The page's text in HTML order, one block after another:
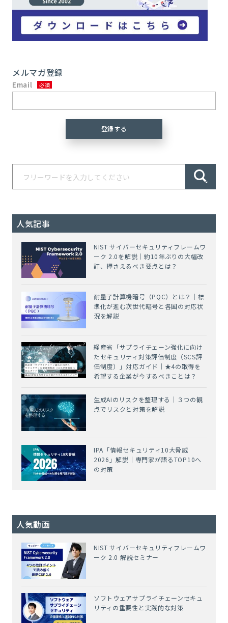
メルマガ登録
Email
人気記事
NIST サイバーセキュリティフレームワ
ーク 2.0を解説｜約10年ぶりの大幅改
訂、押さえるべき要点とは？
耐量子計算機暗号（PQC）とは？｜標
準化が進む次世代暗号と各国の対応状
況を解説
経産省「サプライチェーン強化に向け
たセキュリティ対策評価制度（SCS評
価制度）」対応ガイド｜★4の取得を
希望する企業が今するべきことは？
生成AIのリスクを整理する｜３つの観
点でリスクと対策を解説
IPA「情報セキュリティ10大脅威
2026」解説｜専門家が語るTOP10へ
の対策
人気動画
NIST サイバーセキュリティフレームワ
ーク 2.0 解説セミナー
ソフトウェアサプライチェーンセキュ
リティの重要性と実践的な対策